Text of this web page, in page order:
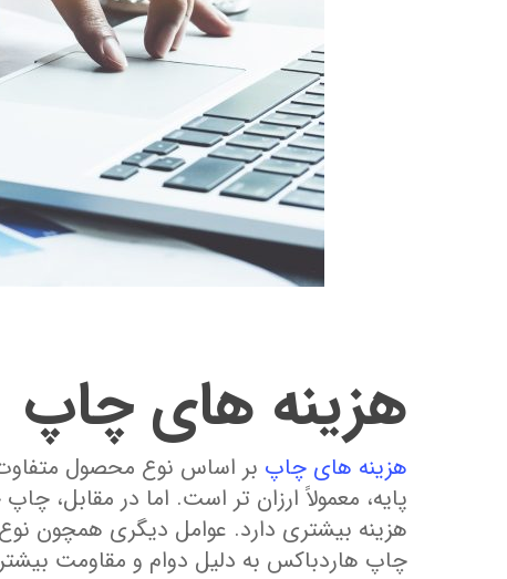
هزینه‌ های چاپ
هزینه ‌های چاپ بر اساس نوع محصول متفاوت
پایه، معمولاً ارزان ‌تر است. اما در مقابل،
هزینه بیشتری دارد. عوامل دیگری همچون
چاپ هاردباکس به دلیل دوام و مقاومت